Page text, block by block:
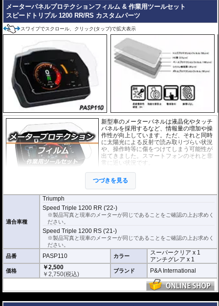
メーターパネルプロテクションフィルム & 作業用ツールセット
スピードトリプル 1200 RR/RS カスタムパーツ
スワイプでスクロール、クリック(タップ)で拡大表示
新型車のメーターバネルは液晶化やタッチ
パネルを採用するなど、情報量の増加や操
作性が向上しています。ただ、それと同時
に太陽光による反射で読み取りづらい状況
や、操作時等に傷をつけてしまう可能性が
出てきました。スマートフォンのそれと非
常に近い状況です。
このメーターパネルプロテクションフィル
ムは不要な傷や汚れからメーターパネルを
保護します。
ーパークリアとアンチグレア)が入っており、それぞれ目的に合わせたものをご
利用いただけます。
スーパークリア :耐摩耗性が非常に高く、
とメーターになじみ、フィルムの存在がほ
とんどわからなくなります。
アンチグレア :
マット仕上げが施され、太
陽光などによる反射を軽減。視認性の低下
を防ぎ、メーターを読み取りやすくしま
す。もちろん傷に対しても有効です。
取り付けに便利なクリー
ニングクロス、細かい埃も除去する粘着シート、気泡の混入を防ぎ、きれいに
仕上げるスキージがセットになっています。
つづきを見る
適合車種
Triumph
Speed Triple 1200 RR ('22-)
※製品写真と現車のメーターが同じであることをご確認の上お求めく
ださい。
Speed Triple 1200 RS ('21-)
※製品写真と現車のメーターが同じであることをご確認の上お求めく
ださい。
品番
PASP110 カラー
スーパークリア x 1
アンチグレア x 1
価格
￥2,500
￥2,750(税込) ブランド P&A International